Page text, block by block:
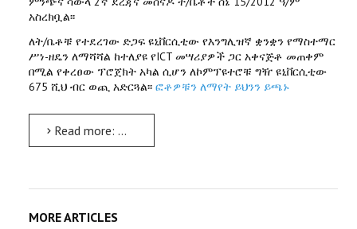
አስረክቧል፡፡
ለት/ቤቶቹ የተደረገው ድጋፍ ዩኒቨርሲቲው የእንግሊዝኛ ቋንቋን የማስተማር
ሥነ-ዘዴን ለማሻሻል ከተለያዩ የICT መሣሪያዎች ጋር አቀናጅቶ መጠቀም
በሚል የቀረፀው ፕሮጀክት አካል ሲሆን ለኮምፕዩተሮቹ ግዥ ዩኒቨርሲቲው
675 ሺህ ብር ወጪ አድርጓል፡፡ ፎቶዎቹን ለማየት ይህንን ይጫኑ
Read more: ለአርባ ምንጭና ሳውላ 2ኛ ደረጃና መሰናዶ ት/ቤች የዴስክ ቶፕ ኮምፕዩተሮች ድጋፍ ተደረገ